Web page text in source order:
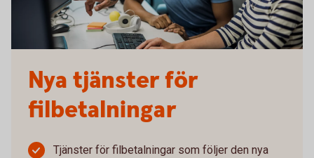
Nya tjänster för
filbetalningar
Tjänster för filbetalningar som följer den nya